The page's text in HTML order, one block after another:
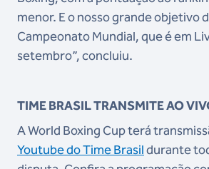
menor. E o nosso grande objetivo
Campeonato Mundial, que é em
setembro”, concluiu.
TIME BRASIL TRANSMITE AO
A World Boxing Cup terá
Youtube do Time Brasildurante